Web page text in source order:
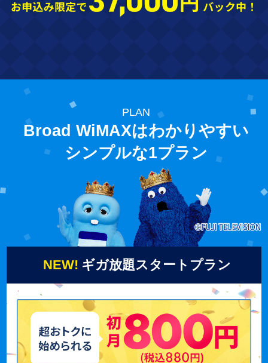
PLAN
Broad WiMAXはわかりやすい
シンプルな1プラン
NEW! ギガ放題スタートプラン